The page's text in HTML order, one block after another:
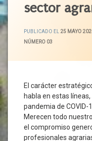
España
Gobierno
Parlamentarios
Micropymes
Pacto
Político
Partidos
Políticos
sector
PUBLICADO EL 25 MAYO
CATEGORÍAS:
NÚMERO 03
El carácter
habla en estas
pandemia de COVID-
Merecen todo
el compromiso
profesionales
2030
Sana
Alimentos
Apoyo
Público
Banda
Ancha
Calidad
De